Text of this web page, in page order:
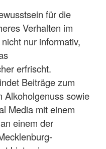
für die
Verhalten im
nur informativ,
erfrischt.
Beiträge zum
Alkoholgenuss sowie
Media mit einem
einem der